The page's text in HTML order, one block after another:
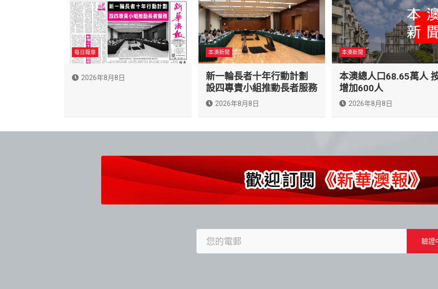
每日報章
2026年8月8日
本澳新聞
新一輪長者十年行動計劃
設四專責小組推動長者服務
2026年8月8日
本澳新聞
本澳總人口68.65萬人
增加600人
2026年8月8日